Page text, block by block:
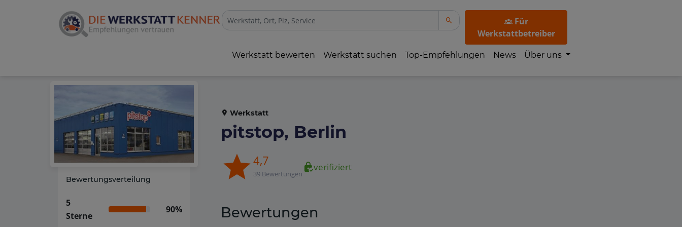
Für
Werkstattbetreiber
Werkstatt bewerten Werkstatt suchen Top-Empfehlungen News Über uns
Bewertungsverteilung
5
Sterne
90%
Werkstatt
pitstop, Berlin
4,7
39 Bewertungen
verifiziert
Bewertungen